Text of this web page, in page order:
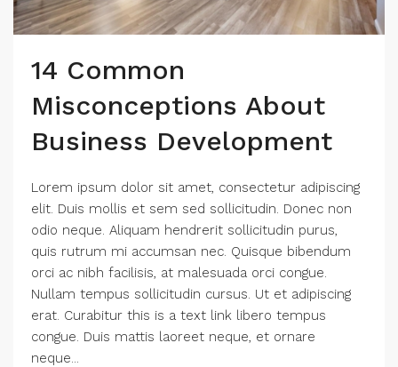
14 Common
Misconceptions About
Business Development
Lorem ipsum dolor sit amet, consectetur adipiscing
elit. Duis mollis et sem sed sollicitudin. Donec non
odio neque. Aliquam hendrerit sollicitudin purus,
quis rutrum mi accumsan nec. Quisque bibendum
orci ac nibh facilisis, at malesuada orci congue.
Nullam tempus sollicitudin cursus. Ut et adipiscing
erat. Curabitur this is a text link libero tempus
congue. Duis mattis laoreet neque, et ornare
neque...